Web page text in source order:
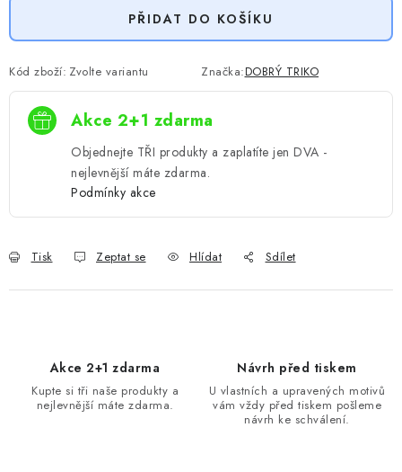
PŘIDAT DO KOŠÍKU
Kód zboží: Zvolte variantu Značka:DOBRÝ TRIKO
Akce 2+1 zdarma
Objednejte TŘI produkty a zaplatíte jen DVA -
nejlevnější máte zdarma.
Podmínky akce
Tisk Zeptat se Hlídat Sdílet
Akce 2+1 zdarma
Kupte si tři naše produkty a
nejlevnější máte zdarma.
Návrh před tiskem
U vlastních a upravených motivů
vám vždy před tiskem pošleme
návrh ke schválení.